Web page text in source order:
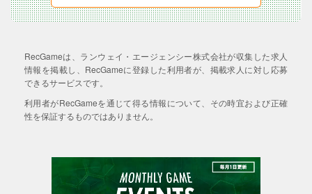
RecGameは、ランウェイ・エージェンシー株式会社が収集した求人
情報を掲載し、RecGameに登録した利用者が、掲載求人に対し応募
できるサービスです。
利用者がRecGameを通じて得る情報について、その時宜および正確
性を保証するものではありません。